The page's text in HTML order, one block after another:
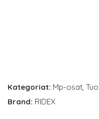
Kategoriat: Mp-osat,
Brand: RIDEX